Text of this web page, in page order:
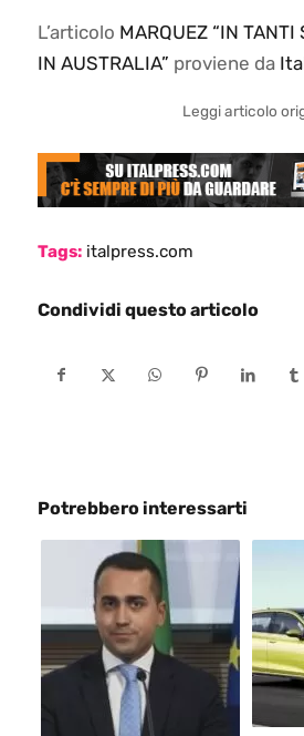
L’articolo MARQUEZ “IN TANTI
IN AUSTRALIA” proviene da
Leggi articolo
Tags: italpress.com
Condividi questo articolo
Potrebbero interessarti